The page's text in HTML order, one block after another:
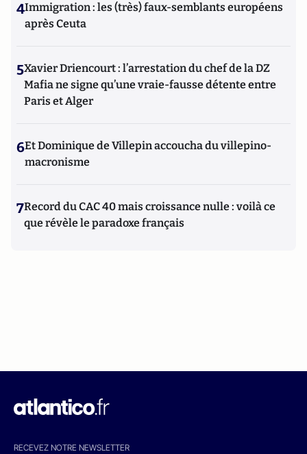
4Immigration : les (très) faux-semblants européens
après Ceuta
5Xavier Driencourt : l’arrestation du chef de la DZ
Mafia ne signe qu’une vraie-fausse détente entre
Paris et Alger
6Et Dominique de Villepin accoucha du villepino-
macronisme
7Record du CAC 40 mais croissance nulle : voilà ce
que révèle le paradoxe français
RECEVEZ NOTRE NEWSLETTER